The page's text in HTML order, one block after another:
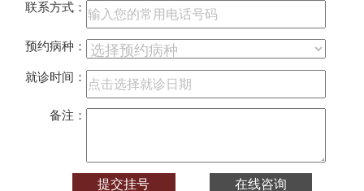
联系方式：
预约病种：
就诊时间：
备注：